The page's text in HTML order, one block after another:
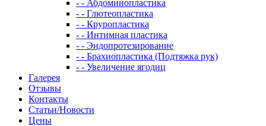
- - Абдоминопластика
- - Глютеопластика
- - Круропластика
- - Интимная пластика
- - Эндопротезирование
- - Брахиопластика (Подтяжка рук)
- - Увеличение ягодиц
Галерея
Отзывы
Контакты
Статьи/Новости
Цены